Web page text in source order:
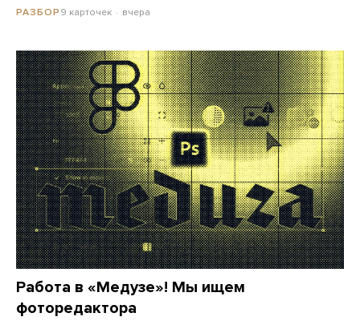
РАЗБОР 9 карточек вчера
Работа в «Медузе»! Мы ищем
фоторедактора